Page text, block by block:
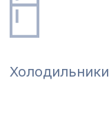
Холодильники